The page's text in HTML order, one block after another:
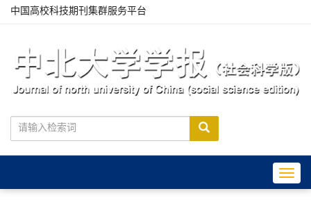
中国高校科技期刊集群服务平台